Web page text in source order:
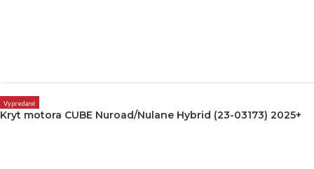
Vypredané
Kryt motora CUBE Nuroad/Nulane Hybrid (23-03173) 2025+